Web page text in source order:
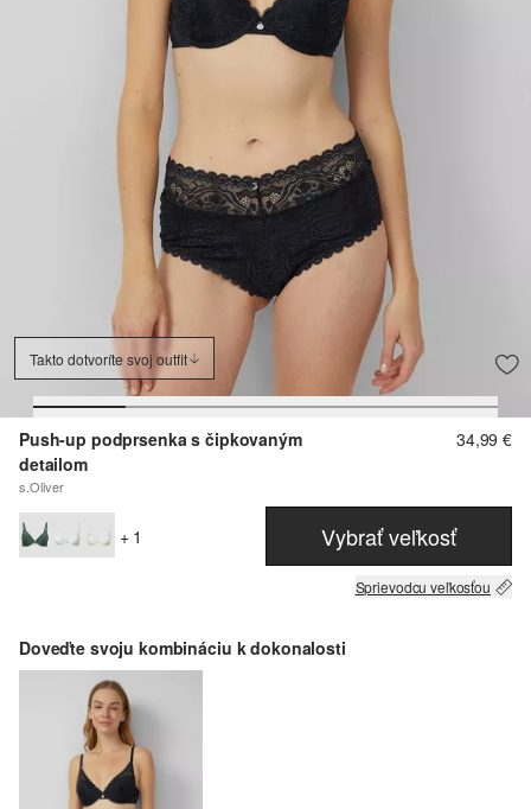
Takto dotvoríte svoj outfit
Push-up podprsenka s čipkovaným
detailom
s.Oliver
34,99 €
+ 1 Vybrať veľkosť
Sprievodcu veľkosťou
Doveďte svoju kombináciu k dokonalosti